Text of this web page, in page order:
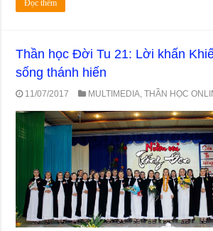
Đọc thêm
Thần học Đời Tu 21: Lời khấn
sống thánh hiến
11/07/2017 MULTIMEDIA ,THẦN HỌC